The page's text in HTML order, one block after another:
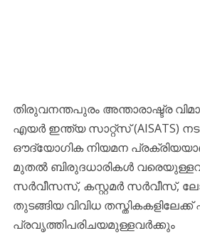
തിരുവനന്തപുരം അന്താരാഷ്ട്ര
എയർ ഇന്ത്യ സാറ്റ്സ് (AISATS)
ഔദ്യോഗിക നിയമന
മുതൽ ബിരുദധാരികൾ
സർവീസസ്, കസ്റ്റമർ സർവീസ്,
തുടങ്ങിയ വിവിധ തസ്തികകളിലേക്ക്
പ്രവൃത്തിപരിചയമുള്ളവർക്കും